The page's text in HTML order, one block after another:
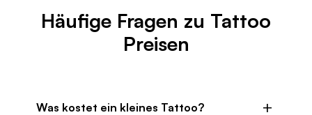
Häufige Fragen zu Tattoo
Preisen
Was kostet ein kleines Tattoo?